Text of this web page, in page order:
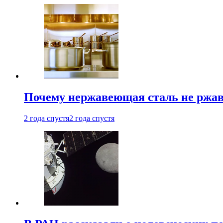
Почему нержавеющая сталь не
2 года спустя2 года спустя